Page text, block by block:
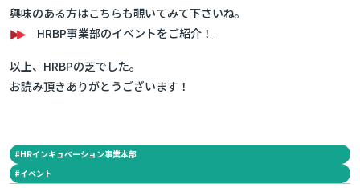
興味のある方はこちらも覗いてみて下さいね。
HRBP事業部のイベントをご紹介！
以上、HRBPの芝でした。
お読み頂きありがとうございます！
#HRインキュベーション事業本部
#イベント